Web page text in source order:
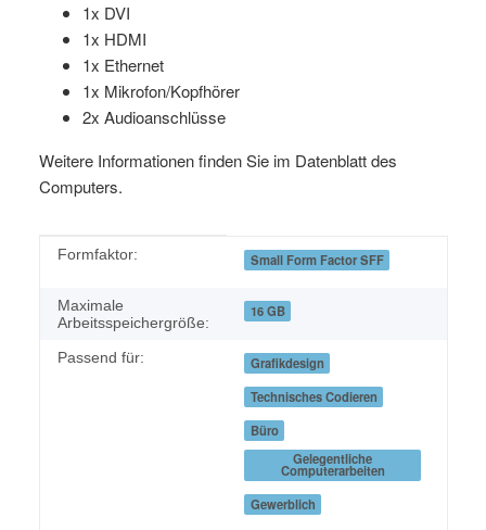
1x DVI
1x HDMI
1x Ethernet
1x Mikrofon/Kopfhörer
2x Audioanschlüsse
Weitere Informationen finden Sie im Datenblatt des
Computers.
Produkteigenschaft
Wert
Formfaktor: Small Form Factor SFF
Maximale
Arbeitsspeichergröße:
16 GB
Passend für:
Grafikdesign
Technisches Codieren
Büro
Gelegentliche
Computerarbeiten
Gewerblich